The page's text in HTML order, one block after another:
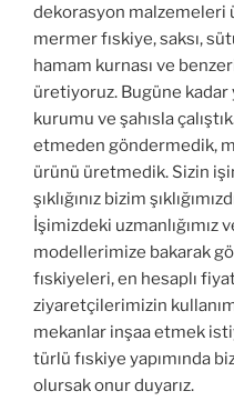
dekorasyon malzemeleri
mermer fıskiye, saksı,
hamam kurnası ve
üretiyoruz. Bugüne
kurumu ve şahısla
etmeden göndermedik,
ürünü üretmedik. Sizin
şıklığınız bizim
İşimizdeki
modellerimize bakarak
fıskiyeleri, en hesaplı
ziyaretçilerimizin
mekanlar inşaa etmek
türlü fıskiye yapımında
olursak onur duyarız.